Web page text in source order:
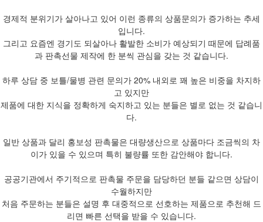
경제적 분위기가 살아나고 있어 이런 종류의 상품문의가 증가하는 추세
입니다.
그리고 요즘엔 경기도 되살아나 활발한 소비가 예상되기 때문에 답례품
과 판촉선물 제작에 한 분씩 관심을 갖는 것 같습니다.
하루 상담 중 보틀/물병 관련 문의가 20% 내외로 꽤 높은 비중을 차지하
고 있지만
제품에 대한 지식을 정확하게 숙지하고 있는 분들은 별로 없는 것 같습니
다.
일반 상품과 달리 홍보성 판촉물은 대량생산으로 상품마다 조금씩의 차
이가 있을 수 있으며 특히 불량률 또한 감안해야 합니다.
공공기관에서 주기적으로 판촉물 주문을 담당하던 분들 같으면 상담이
수월하지만
처음 주문하는 분들은 설명 후 대중적으로 선호하는 제품으로 추천해 드
리면 빠른 선택을 받을 수 있습니다.